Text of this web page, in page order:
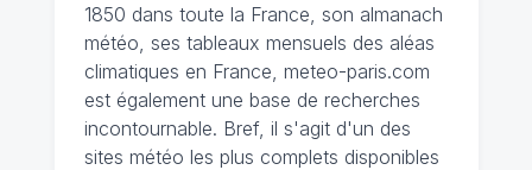
1850 dans toute la France, son almanach
météo, ses tableaux mensuels des aléas
climatiques en France, meteo-paris.com
est également une base de recherches
incontournable. Bref, il s'agit d'un des
sites météo les plus complets disponibles